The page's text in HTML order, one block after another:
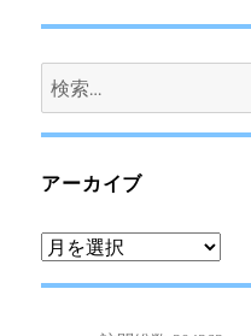
検
索:
アーカイブ
ア
ー